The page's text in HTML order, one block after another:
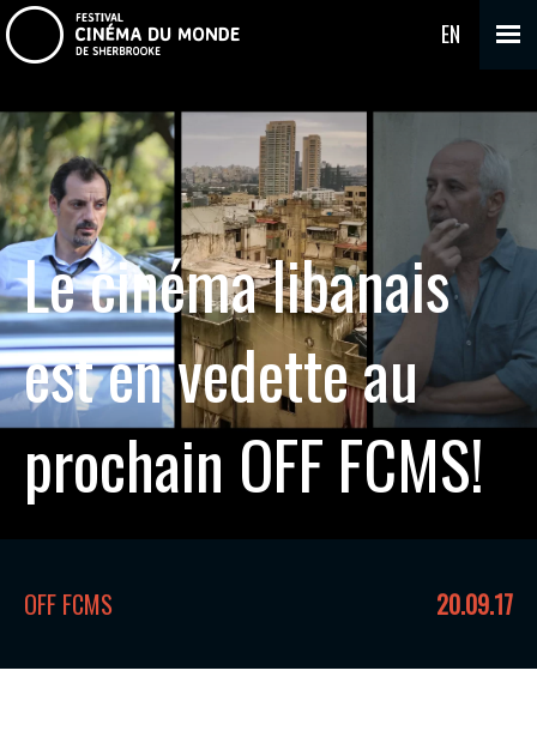
EN
Le cinéma libanais
est en vedette au
prochain OFF FCMS!
OFF FCMS 20.09.17